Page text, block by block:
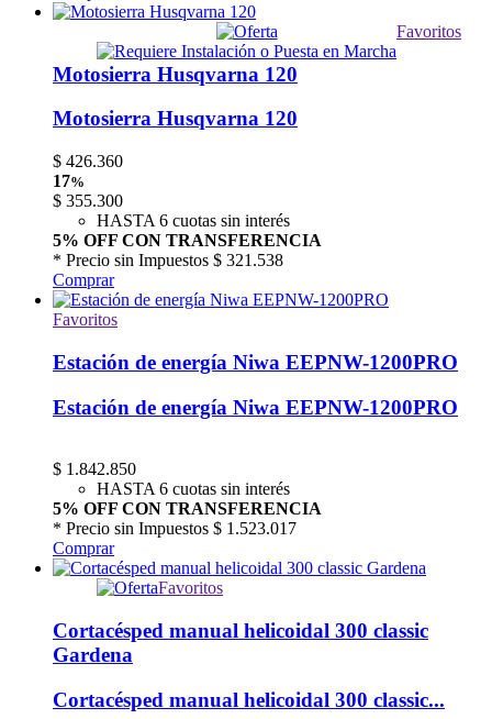
Favoritos
Motosierra Husqvarna 120
Motosierra Husqvarna 120
$ 426.360
17%
$ 355.300
HASTA 6 cuotas sin interés
5% OFF CON TRANSFERENCIA
* Precio sin Impuestos $ 321.538
Comprar
Favoritos
Estación de energía Niwa EEPNW-1200PRO
Estación de energía Niwa EEPNW-1200PRO
$ 1.842.850
HASTA 6 cuotas sin interés
5% OFF CON TRANSFERENCIA
* Precio sin Impuestos $ 1.523.017
Comprar
Favoritos
Cortacésped manual helicoidal 300 classic
Gardena
Cortacésped manual helicoidal 300 classic...